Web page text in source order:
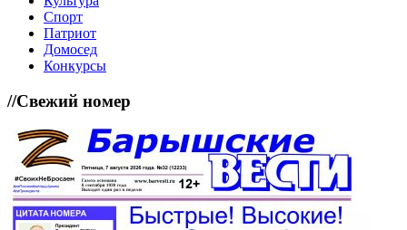
Спорт
Патриот
Домосед
Конкурсы
//Свежий номер